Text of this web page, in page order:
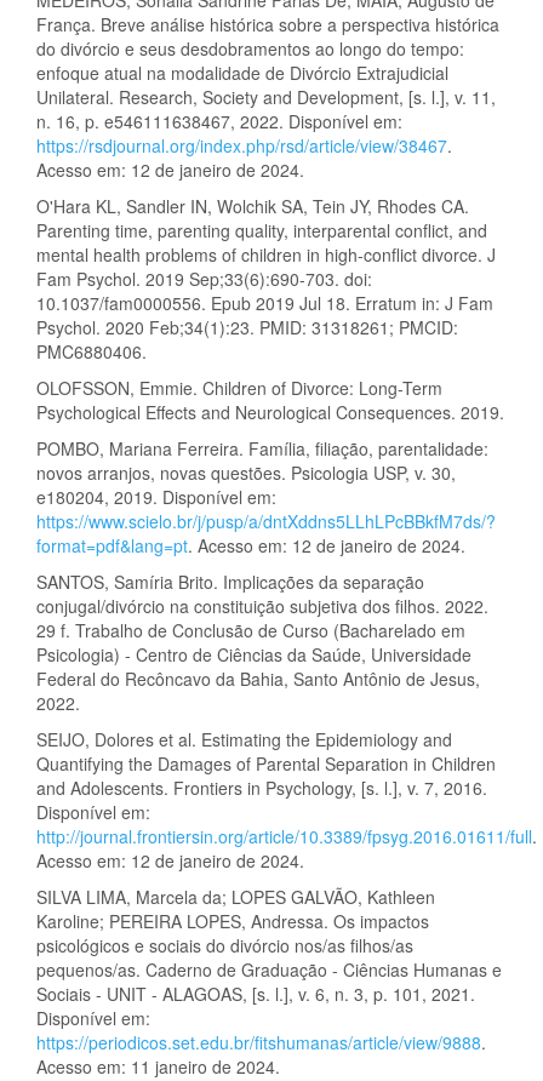
França. Breve análise histórica sobre a perspectiva histórica
do divórcio e seus desdobramentos ao longo do tempo:
enfoque atual na modalidade de Divórcio Extrajudicial
Unilateral. Research, Society and Development, [s. l.], v. 11,
n. 16, p. e546111638467, 2022. Disponível em:
https://rsdjournal.org/index.php/rsd/article/view/38467.
Acesso em: 12 de janeiro de 2024.
O'Hara KL, Sandler IN, Wolchik SA, Tein JY, Rhodes CA.
Parenting time, parenting quality, interparental conflict, and
mental health problems of children in high-conflict divorce. J
Fam Psychol. 2019 Sep;33(6):690-703. doi:
10.1037/fam0000556. Epub 2019 Jul 18. Erratum in: J Fam
Psychol. 2020 Feb;34(1):23. PMID: 31318261; PMCID:
PMC6880406.
OLOFSSON, Emmie. Children of Divorce: Long-Term
Psychological Effects and Neurological Consequences. 2019.
POMBO, Mariana Ferreira. Família, filiação, parentalidade:
novos arranjos, novas questões. Psicologia USP, v. 30,
e180204, 2019. Disponível em:
https://www.scielo.br/j/pusp/a/dntXddns5LLhLPcBBkfM7ds/?
format=pdf&lang=pt. Acesso em: 12 de janeiro de 2024.
SANTOS, Samíria Brito. Implicações da separação
conjugal/divórcio na constituição subjetiva dos filhos. 2022.
29 f. Trabalho de Conclusão de Curso (Bacharelado em
Psicologia) - Centro de Ciências da Saúde, Universidade
Federal do Recôncavo da Bahia, Santo Antônio de Jesus,
2022.
SEIJO, Dolores et al. Estimating the Epidemiology and
Quantifying the Damages of Parental Separation in Children
and Adolescents. Frontiers in Psychology, [s. l.], v. 7, 2016.
Disponível em:
http://journal.frontiersin.org/article/10.3389/fpsyg.2016.01611/full.
Acesso em: 12 de janeiro de 2024.
SILVA LIMA, Marcela da; LOPES GALVÃO, Kathleen
Karoline; PEREIRA LOPES, Andressa. Os impactos
psicológicos e sociais do divórcio nos/as filhos/as
pequenos/as. Caderno de Graduação - Ciências Humanas e
Sociais - UNIT - ALAGOAS, [s. l.], v. 6, n. 3, p. 101, 2021.
Disponível em:
https://periodicos.set.edu.br/fitshumanas/article/view/9888.
Acesso em: 11 janeiro de 2024.